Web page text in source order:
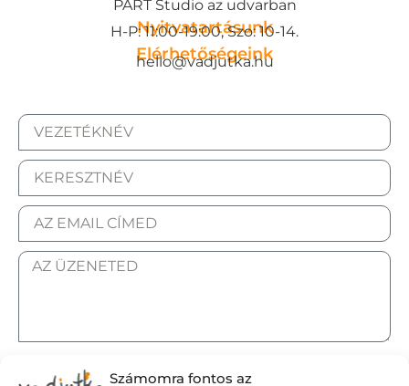
Számomra fontos az
PART Studio az udvarban
Nyitvatartásunk
H-P: 11:00-19:00, Szo: 10-14.
Elérhetőségeink
hello@vadjutka.hu